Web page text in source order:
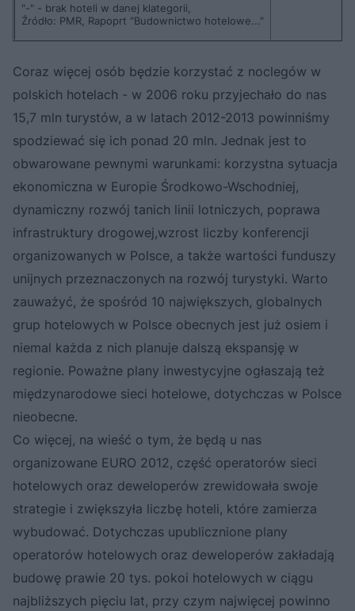
"-" - brak hoteli w danej klategorii,
Źródło: PMR, Rapoprt "Budownictwo hotelowe..."
Coraz więcej osób będzie korzystać z noclegów w
polskich hotelach - w 2006 roku przyjechało do nas
15,7 mln turystów, a w latach 2012-2013 powinniśmy
spodziewać się ich ponad 20 mln. Jednak jest to
obwarowane pewnymi warunkami: korzystna sytuacja
ekonomiczna w Europie Środkowo-Wschodniej,
dynamiczny rozwój tanich linii lotniczych, poprawa
infrastruktury drogowej,wzrost liczby konferencji
organizowanych w Polsce, a także wartości funduszy
unijnych przeznaczonych na rozwój turystyki. Warto
zauważyć, że spośród 10 największych, globalnych
grup hotelowych w Polsce obecnych jest już osiem i
niemal każda z nich planuje dalszą ekspansję w
regionie. Poważne plany inwestycyjne ogłaszają też
międzynarodowe sieci hotelowe, dotychczas w Polsce
nieobecne.
Co więcej, na wieść o tym, że będą u nas
organizowane EURO 2012, część operatorów sieci
hotelowych oraz deweloperów zrewidowała swoje
strategie i zwiększyła liczbę hoteli, które zamierza
wybudować. Dotychczas upublicznione plany
operatorów hotelowych oraz deweloperów zakładają
budowę prawie 20 tys. pokoi hotelowych w ciągu
najbliższych pięciu lat, przy czym najwięcej powinno